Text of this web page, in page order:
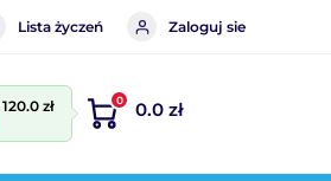
Lista życzeń Zaloguj sie
120.0 zł
0 0.0 zł